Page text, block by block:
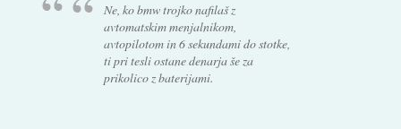
Ne, ko bmw trojko nafilaš z
avtomatskim menjalnikom,
avtopilotom in 6 sekundami do stotke,
ti pri tesli ostane denarja še za
prikolico z baterijami.